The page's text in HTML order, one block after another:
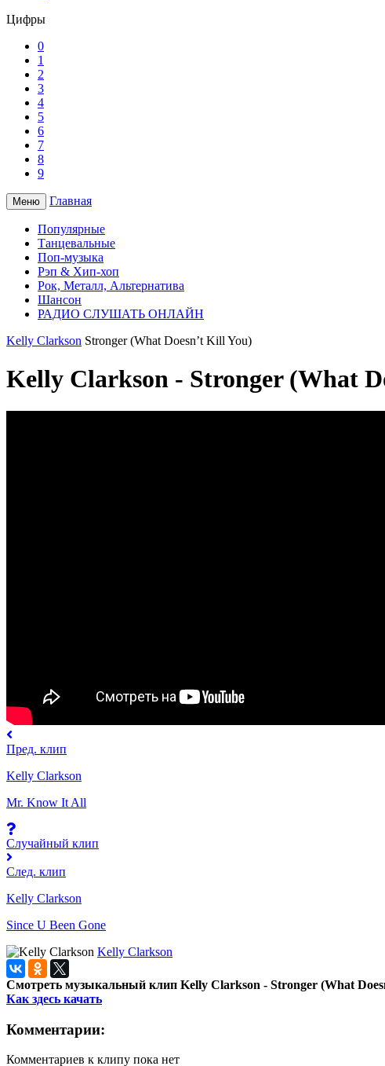
Цифры
0
1
2
3
4
5
6
7
8
9
Меню Главная
Популярные
Танцевальные
Поп-музыка
Рэп & Хип-хоп
Рок, Металл, Альтернатива
Шансон
РАДИО СЛУШАТЬ ОНЛАЙН
Kelly Clarkson Stronger (What Doesn’t Kill You)
Kelly Clarkson - Stronger (What
Пред. клип
Kelly Clarkson
Mr. Know It All
Случайный клип
След. клип
Kelly Clarkson
Since U Been Gone
Kelly Clarkson
Смотреть музыкальный клип Kelly Clarkson - Stronger (What
Как здесь качать
Комментарии:
Комментариев к клипу пока нет